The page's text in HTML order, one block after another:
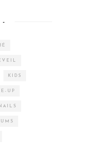
KIDS
UP